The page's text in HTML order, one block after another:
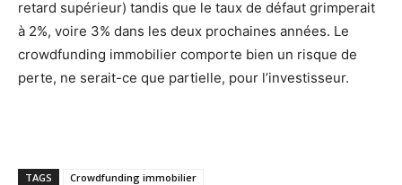
retard supérieur) tandis que le taux de défaut grimperait
à 2%, voire 3% dans les deux prochaines années. Le
crowdfunding immobilier comporte bien un risque de
perte, ne serait-ce que partielle, pour l’investisseur.
TAGS Crowdfunding immobilier